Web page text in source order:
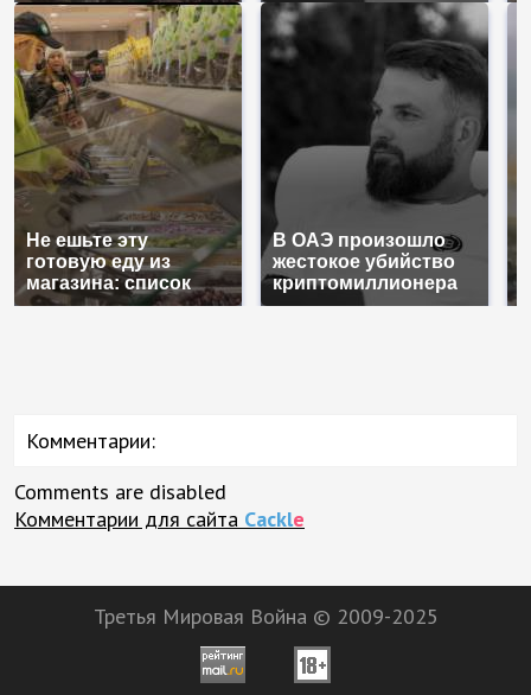
Не ешьте эту
готовую еду из
магазина: список
В ОАЭ произошло
жестокое убийство
криптомиллионера
Комментарии:
Comments are disabled
Комментарии для сайта Cackle
Третья Мировая Война © 2009-2025